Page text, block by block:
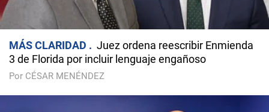
MÁS CLARIDAD
Juez ordena reescribir Enmienda
3 de Florida por incluir lenguaje engañoso
Por CÉSAR MENÉNDEZ